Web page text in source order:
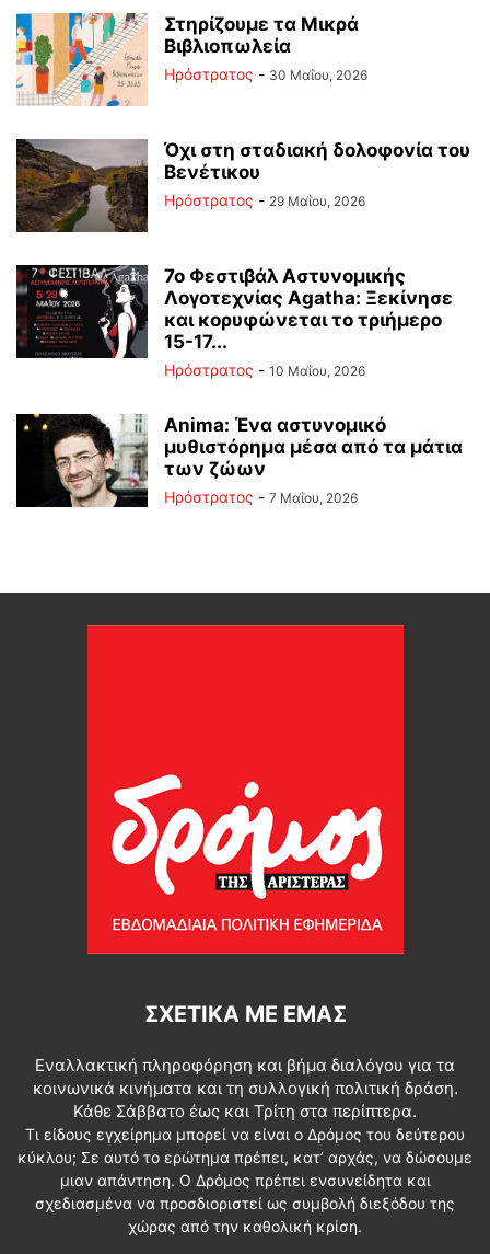
Στηρίζουμε τα Μικρά
Βιβλιοπωλεία
Ηρόστρατος - 30 Μαΐου, 2026
Όχι στη σταδιακή δολοφονία του
Βενέτικου
Ηρόστρατος - 29 Μαΐου, 2026
7ο Φεστιβάλ Αστυνομικής
Λογοτεχνίας Agatha: Ξεκίνησε
και κορυφώνεται το τριήμερο
15-17...
Ηρόστρατος - 10 Μαΐου, 2026
Anima: Ένα αστυνομικό
μυθιστόρημα μέσα από τα μάτια
των ζώων
Ηρόστρατος - 7 Μαΐου, 2026
ΣΧΕΤΙΚΆ ΜΕ ΕΜΆΣ
Εναλλακτική πληροφόρηση και βήμα διαλόγου για τα
κοινωνικά κινήματα και τη συλλογική πολιτική δράση.
Κάθε Σάββατο έως και Τρίτη στα περίπτερα.
Τι είδους εγχείρημα μπορεί να είναι ο Δρόμος του δεύτερου
κύκλου; Σε αυτό το ερώτημα πρέπει, κατ’ αρχάς, να δώσουμε
μιαν απάντηση. Ο Δρόμος πρέπει ενσυνείδητα και
σχεδιασμένα να προσδιοριστεί ως συμβολή διεξόδου της
χώρας από την καθολική κρίση.